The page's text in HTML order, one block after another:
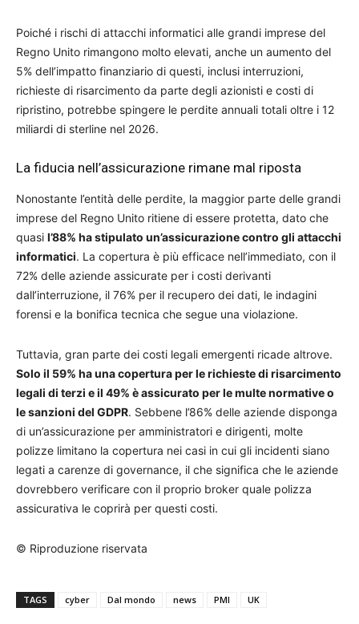
Poiché i rischi di attacchi informatici alle grandi imprese del
Regno Unito rimangono molto elevati, anche un aumento del
5% dell’impatto finanziario di questi, inclusi interruzioni,
richieste di risarcimento da parte degli azionisti e costi di
ripristino, potrebbe spingere le perdite annuali totali oltre i 12
miliardi di sterline nel 2026.
La fiducia nell’assicurazione rimane mal riposta
Nonostante l’entità delle perdite, la maggior parte delle grandi
imprese del Regno Unito ritiene di essere protetta, dato che
quasi l’88% ha stipulato un’assicurazione contro gli attacchi
informatici. La copertura è più efficace nell’immediato, con il
72% delle aziende assicurate per i costi derivanti
dall’interruzione, il 76% per il recupero dei dati, le indagini
forensi e la bonifica tecnica che segue una violazione.
Tuttavia, gran parte dei costi legali emergenti ricade altrove.
Solo il 59% ha una copertura per le richieste di risarcimento
legali di terzi e il 49% è assicurato per le multe normative o
le sanzioni del GDPR. Sebbene l’86% delle aziende disponga
di un’assicurazione per amministratori e dirigenti, molte
polizze limitano la copertura nei casi in cui gli incidenti siano
legati a carenze di governance, il che significa che le aziende
dovrebbero verificare con il proprio broker quale polizza
assicurativa le coprirà per questi costi.
© Riproduzione riservata
TAGS cyber Dal mondo news PMI UK